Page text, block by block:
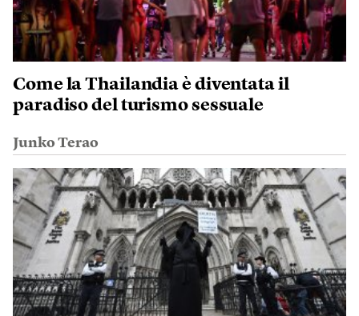
Come la Thailandia è diventata il
paradiso del turismo sessuale
Junko Terao